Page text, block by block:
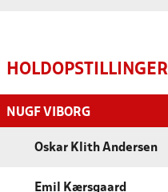
HOLDOPSTILLINGER
NUGF VIBORG
Oskar Klith Andersen
Emil Kærsgaard